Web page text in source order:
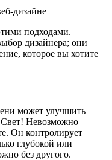
подходами.
дизайнера; они
которое вы хотите
может улучшить
Свет! Невозможно
Он контролирует
глубокой или
без другого.